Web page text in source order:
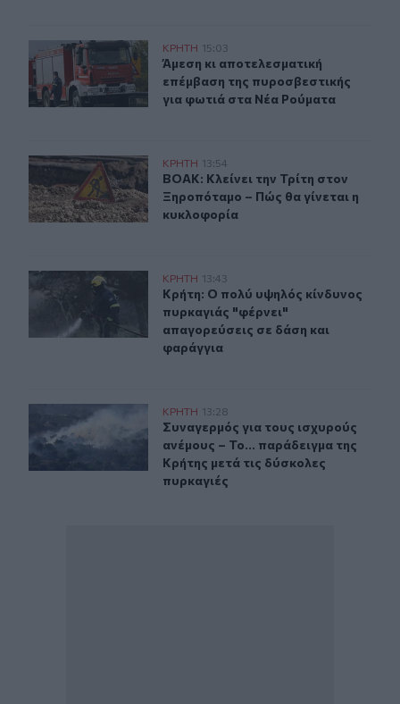
Άμεση κι αποτελεσματική επέμβαση της
ΚΡΗΤΗ 15:03
Άμεση κι αποτελεσματική
Άμεση κι αποτελεσματική
επέμβαση της πυροσβεστικής
για φωτιά στα Νέα Ρούματα
ΒΟΑΚ: Κλείνει την Τρίτη στον Ξηροπόταμο – Πώς θα
ΚΡΗΤΗ 13:54
ΒΟΑΚ: Κλείνει την Τρίτη στον
ΒΟΑΚ: Κλείνει την Τρίτη στον
Ξηροπόταμο – Πώς θα γίνεται η
κυκλοφορία
Κρήτη: Ο πολύ υψηλός κίνδυνος πυρκαγιάς "φέρνει"
ΚΡΗΤΗ 13:43
Κρήτη: Ο πολύ υψηλός κίνδυνος
Κρήτη: Ο πολύ υψηλός κίνδυνος
πυρκαγιάς "φέρνει"
απαγορεύσεις σε δάση και
φαράγγια
Συναγερμός για τους ισχυρούς ανέμους – Το...
ΚΡΗΤΗ 13:28
Συναγερμός για τους ισχυρούς
Συναγερμός για τους ισχυρούς
ανέμους – Το... παράδειγμα της
Κρήτης μετά τις δύσκολες
πυρκαγιές